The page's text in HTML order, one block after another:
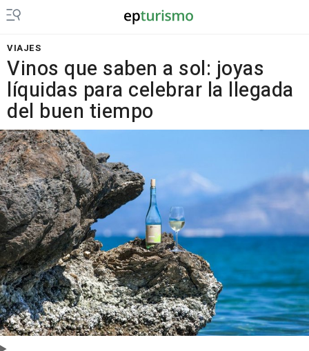
VIAJES
Vinos que saben a sol: joyas
líquidas para celebrar la llegada
del buen tiempo